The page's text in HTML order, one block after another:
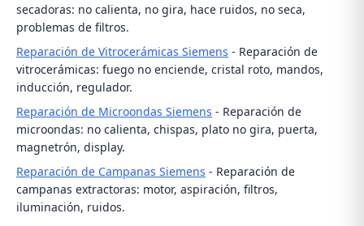
secadoras: no calienta, no gira, hace ruidos, no seca,
problemas de filtros.
Reparación de Vitrocerámicas Siemens - Reparación de
vitrocerámicas: fuego no enciende, cristal roto, mandos,
inducción, regulador.
Reparación de Microondas Siemens - Reparación de
microondas: no calienta, chispas, plato no gira, puerta,
magnetrón, display.
Reparación de Campanas Siemens - Reparación de
campanas extractoras: motor, aspiración, filtros,
iluminación, ruidos.